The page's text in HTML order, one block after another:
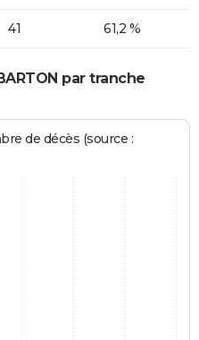
41 61,2 %
par tranche
de décès (source :